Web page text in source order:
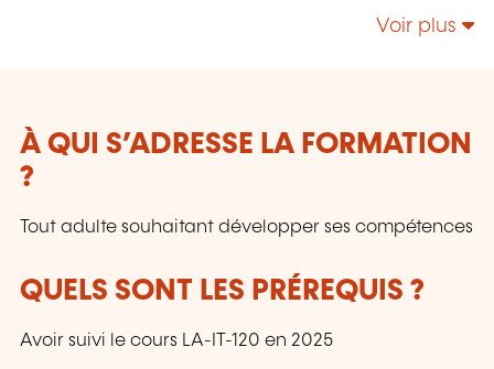
technologies, enrichir leur culture personnelle...
Voir plus
À QUI S’ADRESSE LA FORMATION
?
Tout adulte souhaitant développer ses compétences
QUELS SONT LES PRÉREQUIS ?
Avoir suivi le cours LA-IT-120 en 2025